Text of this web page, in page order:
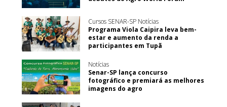
Cursos SENAR-SP Notícias
Programa Viola Caipira leva bem-
estar e aumento da renda a
participantes em Tupã
Notícias
Senar-SP lança concurso
fotográfico e premiará as melhores
imagens do agro